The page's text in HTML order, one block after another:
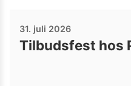
31. juli 2026
Tilbudsfest hos